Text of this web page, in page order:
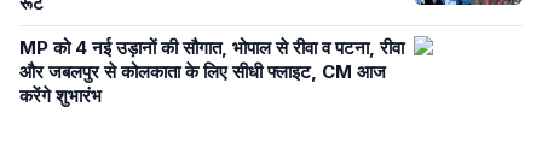
MP को 4 नई उड़ानों की सौगात, भोपाल से रीवा व पटना, रीवा
और जबलपुर से कोलकाता के लिए सीधी फ्लाइट, CM आज
करेंगे शुभारंभ